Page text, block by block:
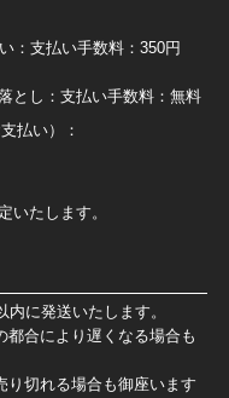
：支払い手数料：350円
とし：支払い手数料：無料
払い）：
いたします。
に発送いたします。
合により遅くなる場合も
り切れる場合も御座います